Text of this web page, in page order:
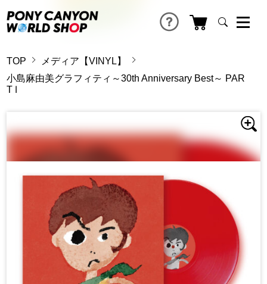
TOP
メディア【VINYL】
小島麻由美グラフィティ～30th Anniversary Best～ PAR
T Ⅰ